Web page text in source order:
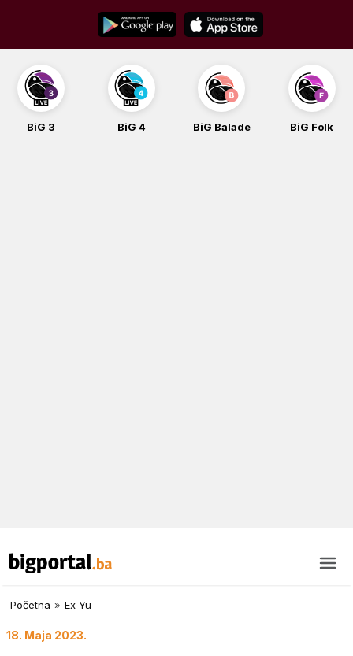
content
BiG 4 BiG Balade BiG Folk BiG iG
Početna » Ex Yu
18. Maja 2023.